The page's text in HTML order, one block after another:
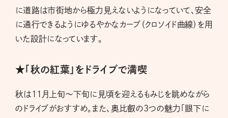
に道路は市街地から極力見えないようになっていて、安全
に通行できるようにゆるやかなカーブ（クロソイド曲線）を用
いた設計になっています。
★「秋の紅葉」をドライブで満喫
秋は11月上旬〜下旬に見頃を迎えるもみじを眺めながら
のドライブがおすすめ。また、奥比叡の3つの魅力「眼下に